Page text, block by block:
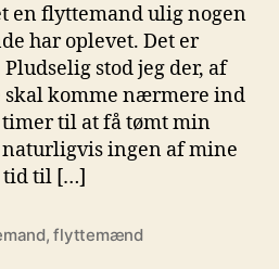
en flyttemand ulig nogen
har oplevet. Det er
stod jeg der, af
skal komme nærmere ind
timer til at få tømt min
ingen af mine
tid til […]
,flyttemænd